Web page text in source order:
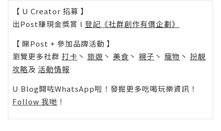
【 U Creator 招募 】
出Post賺現金獎賞 l 登記《社群創作有價企劃》
【 睇Post + 參加品牌活動 】
瀏覽更多社群 打卡 丶 旅遊 丶 美食 丶 親子 丶 寵物 丶 扮靚
攻略及 活動情報
U Blog開咗WhatsApp啦！發掘更多吃喝玩樂資訊！
Follow 我哋 ！